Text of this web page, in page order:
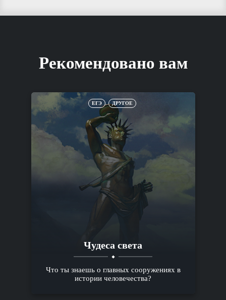
Рекомендовано вам
ЕГЭ ДРУГОЕ
Чудеса света
Что ты знаешь о главных сооружениях в
истории человечества?